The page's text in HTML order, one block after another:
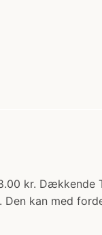
kr. Dækkende
kan med